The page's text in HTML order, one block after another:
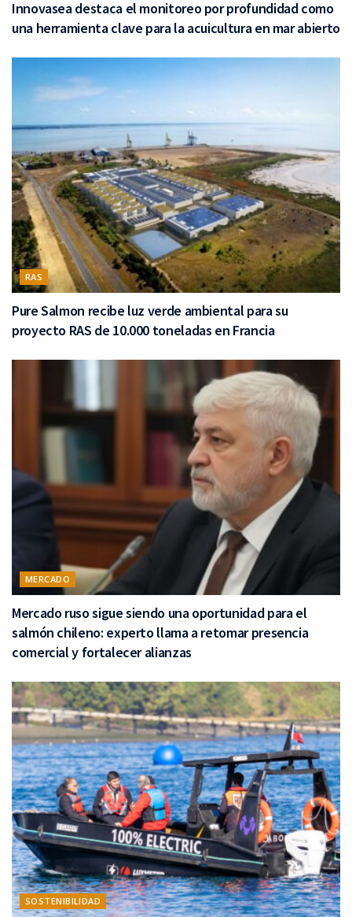
Innovasea destaca el monitoreo por profundidad como
una herramienta clave para la acuicultura en mar abierto
RAS
Pure Salmon recibe luz verde ambiental para su
proyecto RAS de 10.000 toneladas en Francia
MERCADO
Mercado ruso sigue siendo una oportunidad para el
salmón chileno: experto llama a retomar presencia
comercial y fortalecer alianzas
SOSTENIBILIDAD